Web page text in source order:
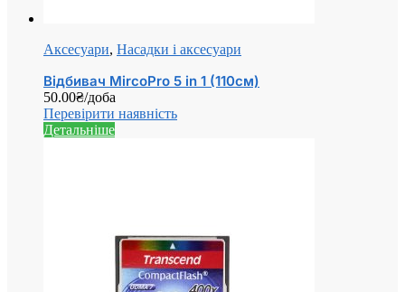
Аксесуари, Насадки і аксесуари
Відбивач MircoPro 5 in 1 (110см)
50.00₴/доба
Перевірити наявність
Детальніше